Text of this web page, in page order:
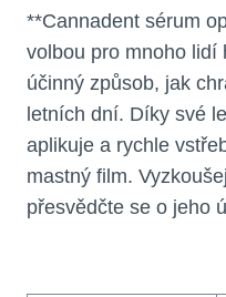
**Cannadent sérum
volbou pro mnoho lidí
účinný způsob, jak
letních dní. Díky své
aplikuje a rychle
mastný film.
přesvědčte se o jeho